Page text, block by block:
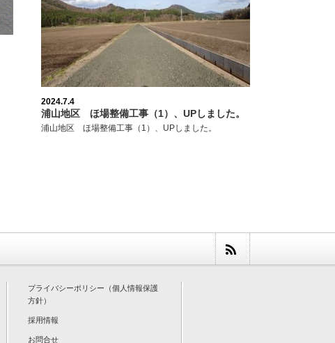
2024.7.4
浦山地区 ほ場整備工事（1）、UPしました。
浦山地区 ほ場整備工事（1）、UPしました。
プライバシーポリシー（個人情報保護
方針）
採用情報
お問合せ